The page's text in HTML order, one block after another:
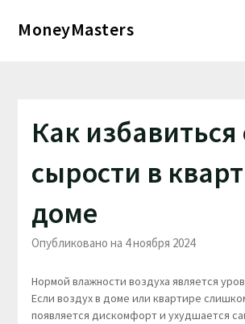
MoneyMasters
Как избавиться
сырости в
доме
Опубликовано на 4 ноября 2024
Нормой влажности воздуха является
Если воздух в доме или квартире
появляется дискомфорт и ухудшается